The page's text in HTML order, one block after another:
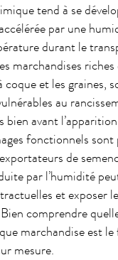
tend à se
par une
durant le
marchandises riches
et les graines,
au
avant
fonctionnels
de
par l’humidité
et exposer
comprendre
marchandise est
mesure.